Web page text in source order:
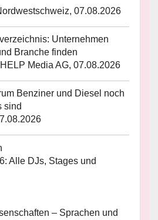
07.08.2026
Unternehmen
Branche finden
Media AG, 07.08.2026
Benziner und Diesel noch
sind
Alle DJs, Stages und
– Sprachen und